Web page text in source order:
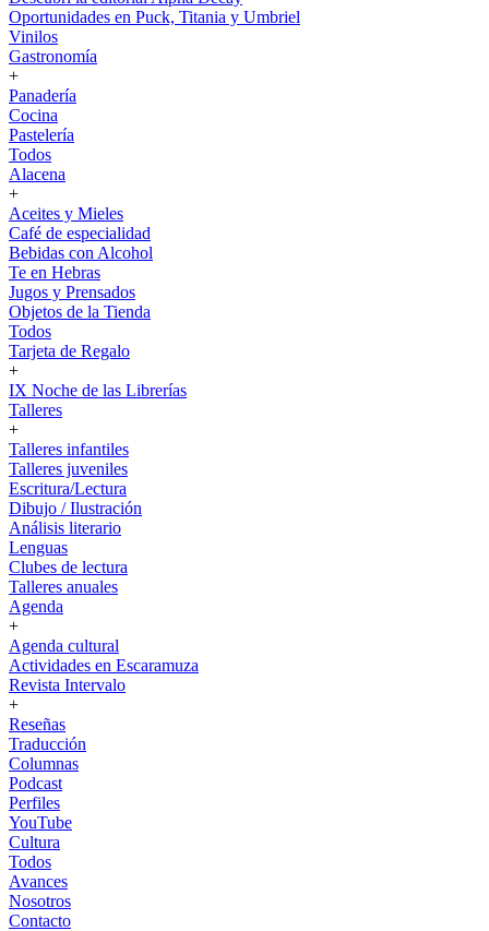
Oportunidades en Puck, Titania y Umbriel
Vinilos
Gastronomía
+
Panadería
Cocina
Pastelería
Todos
Alacena
+
Aceites y Mieles
Café de especialidad
Bebidas con Alcohol
Te en Hebras
Jugos y Prensados
Objetos de la Tienda
Todos
Tarjeta de Regalo
+
IX Noche de las Librerías
Talleres
+
Talleres infantiles
Talleres juveniles
Escritura/Lectura
Dibujo / Ilustración
Análisis literario
Lenguas
Clubes de lectura
Talleres anuales
Agenda
+
Agenda cultural
Actividades en Escaramuza
Revista Intervalo
+
Reseñas
Traducción
Columnas
Podcast
Perfiles
YouTube
Cultura
Todos
Avances
Nosotros
Contacto